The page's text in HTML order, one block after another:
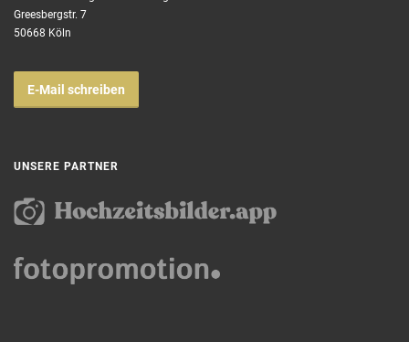
Greesbergstr. 7
50668 Köln
E-Mail schreiben
UNSERE PARTNER